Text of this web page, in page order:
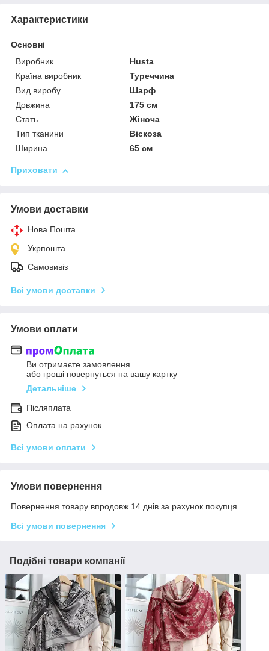
Характеристики
Основні
Виробник
Husta
Країна виробник
Туреччина
Вид виробу
Шарф
Довжина
175 см
Стать
Жіноча
Тип тканини
Віскоза
Ширина
65 см
Приховати
Умови доставки
Нова Пошта
Укрпошта
Самовивіз
Всі умови доставки
Умови оплати
Ви отримаєте замовлення
або гроші повернуться на вашу картку
Детальніше
Післяплата
Оплата на рахунок
Всі умови оплати
Умови повернення
Повернення товару впродовж 14 днів за рахунок покупця
Всі умови повернення
Подібні товари компанії